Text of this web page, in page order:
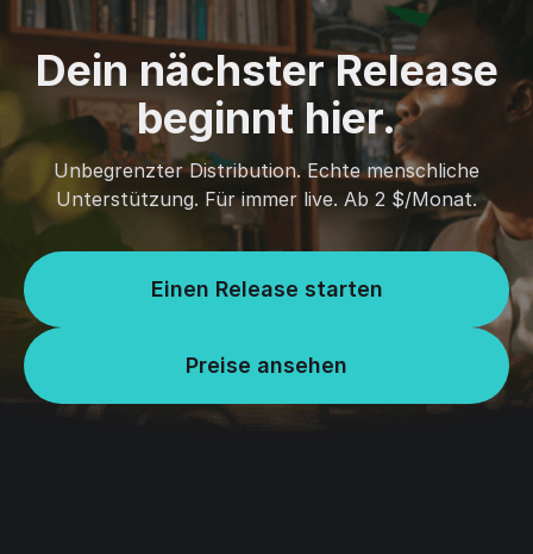
Dein nächster Release
beginnt hier.
Unbegrenzter Distribution. Echte menschliche
Unterstützung. Für immer live. Ab 2 $/Monat.
Einen Release starten
Preise ansehen